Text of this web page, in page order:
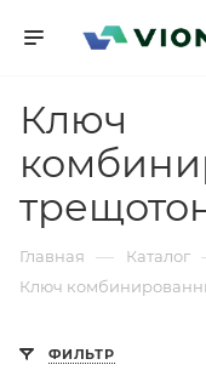
Ключ
Главная — Каталог
Ключ
ФИЛЬТР